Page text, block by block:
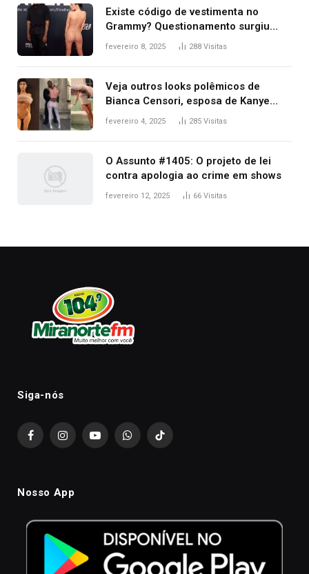
Existe código de vestimenta no
Grammy? Questionamento surgiu
após Bianca Censori, mulher de
fevereiro 8, 2025 288 Visitas
Veja outros looks polêmicos de
Bianca Censori, esposa de Kanye
West que apareceu nua no Grammy
fevereiro 4, 2025 285 Visitas
O Assunto #1405: O projeto de lei
contra apologia ao crime em shows
fevereiro 12, 2025 66 Visitas
Siga-nós
FacebookInstagramYouTubeWhatsAppTikTok
Nosso App